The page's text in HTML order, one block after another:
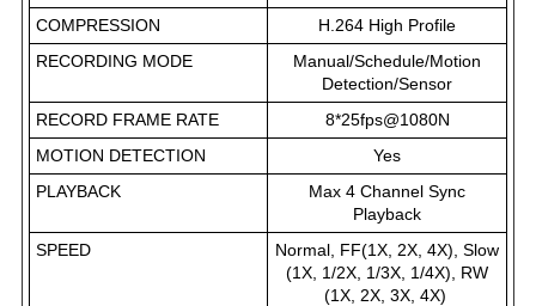
COMPRESSION
H.264 High Profile
RECORDING MODE
Manual/Schedule/Motion
Detection/Sensor
RECORD FRAME RATE
8*25fps@1080N
MOTION DETECTION
Yes
PLAYBACK
Max 4 Channel Sync
Playback
SPEED
Normal, FF(1X, 2X, 4X), Slow
(1X, 1/2X, 1/3X, 1/4X), RW
(1X, 2X, 3X, 4X)